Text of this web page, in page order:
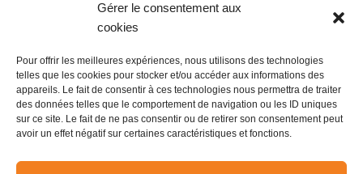
Gérer le consentement aux
cookies
Pour offrir les meilleures expériences, nous utilisons des technologies
telles que les cookies pour stocker et/ou accéder aux informations des
appareils. Le fait de consentir à ces technologies nous permettra de traiter
des données telles que le comportement de navigation ou les ID uniques
sur ce site. Le fait de ne pas consentir ou de retirer son consentement peut
avoir un effet négatif sur certaines caractéristiques et fonctions.
Cliquez pour accepter les cookies
marketing et activer ce contenu